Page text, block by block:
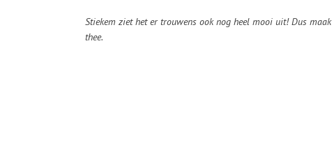
Stiekem ziet het er trouwens ook nog heel mooi uit! Dus maak
thee.